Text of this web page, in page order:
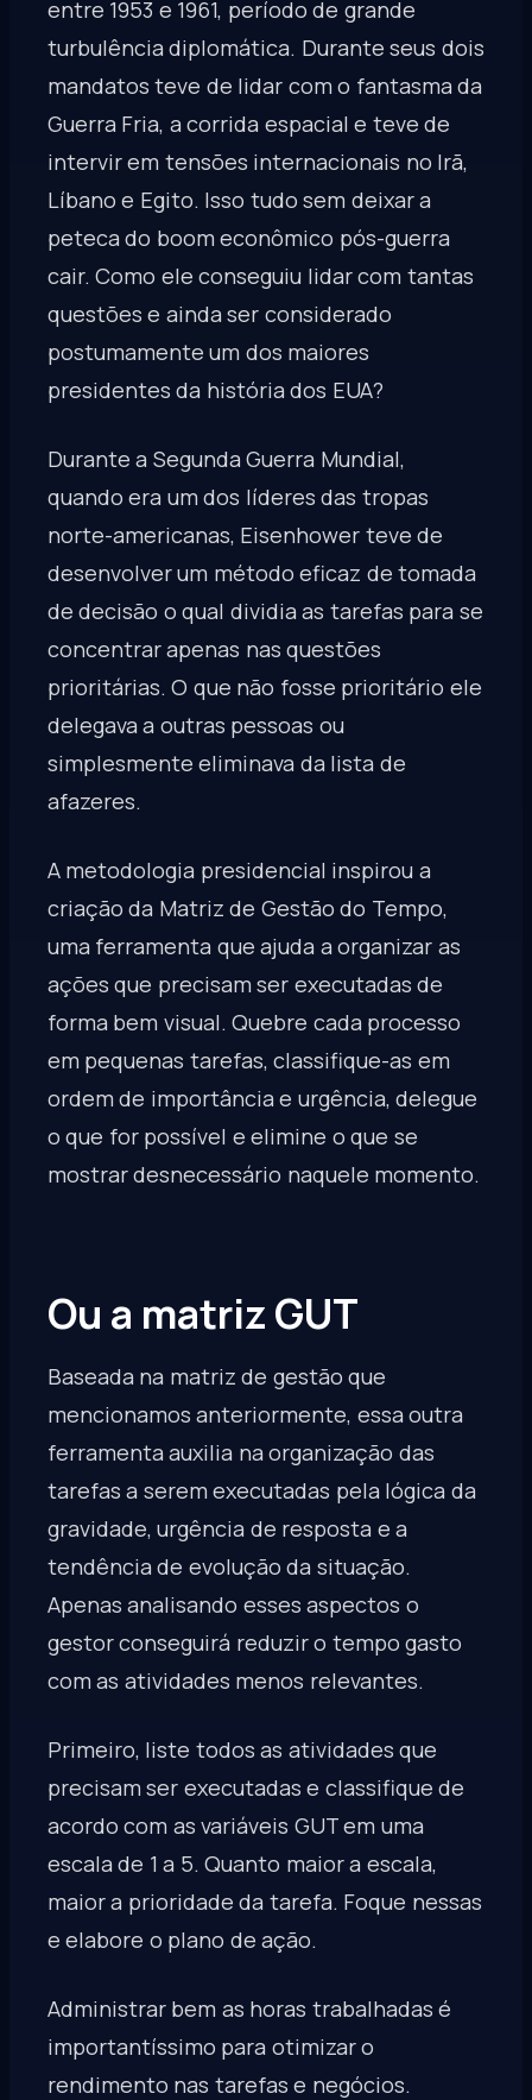
entre 1953 e 1961, período de grande
turbulência diplomática. Durante seus dois
mandatos teve de lidar com o fantasma da
Guerra Fria, a corrida espacial e teve de
intervir em tensões internacionais no Irã,
Líbano e Egito. Isso tudo sem deixar a
peteca do boom econômico pós-guerra
cair. Como ele conseguiu lidar com tantas
questões e ainda ser considerado
postumamente um dos maiores
presidentes da história dos EUA?
Durante a Segunda Guerra Mundial,
quando era um dos líderes das tropas
norte-americanas, Eisenhower teve de
desenvolver um método eficaz de tomada
de decisão o qual dividia as tarefas para se
concentrar apenas nas questões
prioritárias. O que não fosse prioritário ele
delegava a outras pessoas ou
simplesmente eliminava da lista de
afazeres.
A metodologia presidencial inspirou a
criação da Matriz de Gestão do Tempo,
uma ferramenta que ajuda a organizar as
ações que precisam ser executadas de
forma bem visual. Quebre cada processo
em pequenas tarefas, classifique-as em
ordem de importância e urgência, delegue
o que for possível e elimine o que se
mostrar desnecessário naquele momento.
Ou a matriz GUT
Baseada na matriz de gestão que
mencionamos anteriormente, essa outra
ferramenta auxilia na organização das
tarefas a serem executadas pela lógica da
gravidade, urgência de resposta e a
tendência de evolução da situação.
Apenas analisando esses aspectos o
gestor conseguirá reduzir o tempo gasto
com as atividades menos relevantes.
Primeiro, liste todos as atividades que
precisam ser executadas e classifique de
acordo com as variáveis GUT em uma
escala de 1 a 5. Quanto maior a escala,
maior a prioridade da tarefa. Foque nessas
e elabore o plano de ação.
Administrar bem as horas trabalhadas é
importantíssimo para otimizar o
rendimento nas tarefas e negócios.